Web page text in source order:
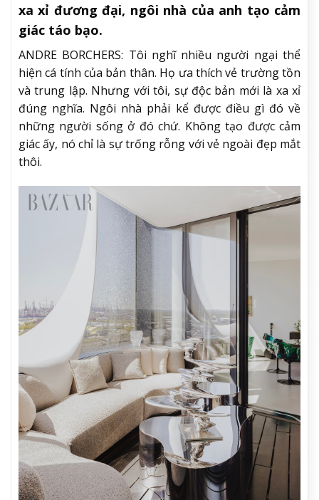
xa xỉ đương đại, ngôi nhà của anh tạo cảm
giác táo bạo.
ANDRE BORCHERS: Tôi nghĩ nhiều người ngại thể
hiện cá tính của bản thân. Họ ưa thích vẻ trường tồn
và trung lập. Nhưng với tôi, sự độc bản mới là xa xỉ
đúng nghĩa. Ngôi nhà phải kể được điều gì đó về
những người sống ở đó chứ. Không tạo được cảm
giác ấy, nó chỉ là sự trống rỗng với vẻ ngoài đẹp mắt
thôi.